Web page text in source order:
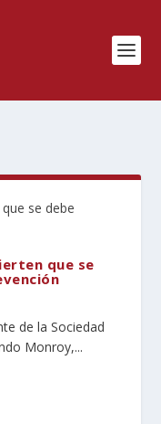
que se
de la Sociedad
Monroy,...